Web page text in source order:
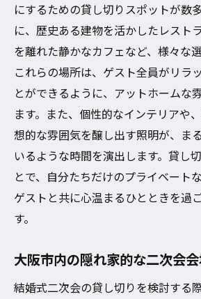
にするための貸し切りスポットが数
に、歴史ある建物を活かしたレスト
を離れた静かなカフェなど、様々な
これらの場所は、ゲスト全員がリラ
とができるように、アットホームな
ます。また、個性的なインテリアや
想的な雰囲気を醸し出す照明が、ま
いるような時間を演出します。貸し
とで、自分たちだけのプライベート
ゲストと共に心温まるひとときを過
す。
大阪市内の隠れ家的な二次会
結婚式二次会の貸し切りを検討する